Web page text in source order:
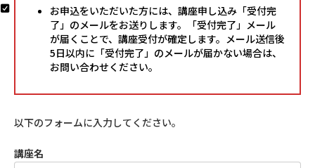
お申込をいただいた方には、講座申し込み「受付完
了」のメールをお送りします。「受付完了」メール
が届くことで、講座受付が確定します。メール送信後
5日以内に「受付完了」のメールが届かない場合は、
お問い合わせください。
以下のフォームに入力してください。
講座名